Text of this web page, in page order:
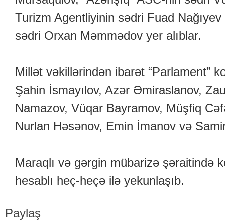
Turizm Agentliyinin sədri Fuad
sədri Orxan Məmmədov yer alıblar.
Millət vəkillərindən ibarət “Parlament”
Şahin İsmayılov, Azər Əmiraslanov,
Namazov, Vüqar Bayramov, Müşfiq
Nurlan Həsənov, Emin İmanov və
Maraqlı və gərgin mübarizə şəraitində
hesablı heç-heçə ilə yekunlaşıb.
Paylaş